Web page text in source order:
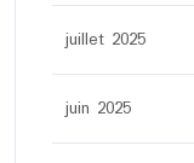
juillet 2025
juin 2025